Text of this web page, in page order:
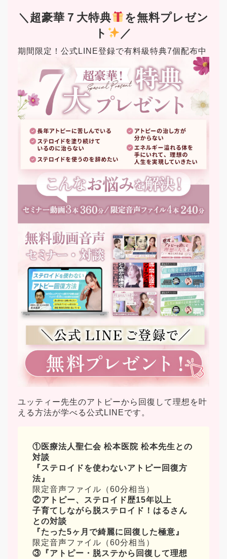
＼超豪華７大特典
を無料プレゼン
ト
／
期間限定！公式LINE登録で有料級特典7個配布中
ユッティー先生のアトピーから回復して理想を叶
える方法が学べる公式LINEです。
①医療法人聖仁会 松本医院 松本先生との
対談
『ステロイドを使わないアトピー回復方
法』
限定音声ファイル（60分相当）
②アトピー、ステロイド歴15年以上
子育てしながら脱ステロイド！はるさん
との対談
『たった5ヶ月で綺麗に回復した極意』
限定音声ファイル（60分相当）
③ 『アトピー・脱ステから回復して理想